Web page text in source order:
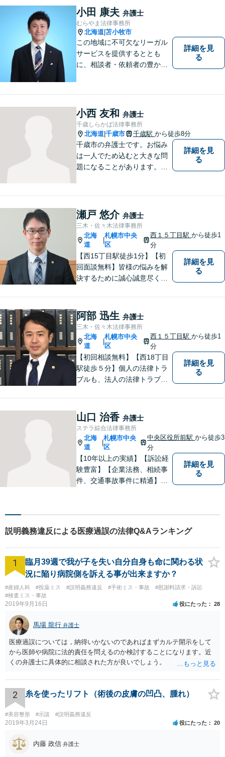
小田 康夫 弁護士
むらやま法律事務所
北海道 苫小牧市
この地域に不可欠なリーガル
サービスを提供するととも
に、相談者・依頼者の豊かな
士小田康夫）
詳細を見
る
小西 友和 弁護士
千歳しらかば法律事務所
北海道 千歳市 千歳駅 から徒歩8分
千歳市の弁護士です。お悩み
は一人でため込むと大きな問
題になることがあります。ぜ
詳細を見
る
瀬戸 悠介 弁護士
三木・佐々木法律事務所
北海
道
|
札幌市中央
区
西１５丁目駅から徒歩1
分
【西15丁目駅徒歩1分】【初
回面談無料】皆様の悩みを解
決するために誠心誠意尽くし
の方の心情に共感しながら、
客観的視点も忘れません。
【当日／夜間／休日対応可】
事件の見通しと費用の見込額
を正確に説明します。お気軽
にご相談下さい。
詳細を見
る
阿部 迅生 弁護士
三木・佐々木法律事務所
北海
道
|
札幌市中央
区
西１５丁目駅から徒歩1
分
【初回相談無料】【西18丁目
駅徒歩５分】個人の法律トラ
ブルも、法人の法律トラブル
【公認会計士／司法書士など
各士業と連携】【医師、建築
士など各専門家と連携】さま
ざまなネットワークを駆使し
て、有利な解決を目指しま
す。
詳細を見
る
山口 治香 弁護士
ステラ綜合法律事務所
北海
道
札幌市中央
区
中央区役所前駅から徒歩3
分
【10年以上の実績】【訴訟経
験豊富】【企業法務、相続事
件、交通事故事件に精通】徹
ンで、クライアントに寄り添
ます。【講演セミナー多数】
【西11丁目駅5分】【初回面
談無料】
詳細を見
る
説明義務違反による医療過誤の法律Q&Aランキング
1
臨月39週で我が子を失い自分自身も命に関わる状
況に陥り病院側を訴える事が出来ますか？
#産婦人科 #投薬ミス #説明義務違反 #手術ミス・事故
#慰謝料請求・訴訟
#検査ミス・事故
2019年9月16日 役にたった 28
馬場 龍行 弁護士
医療過誤については，納得いかないのであればまずカルテ開示をして
から医師や病院に法的責任を問えるのか検討することになります。近
くの弁護士に具体的に相談された方が良いでしょう。
2 糸を使ったリフト（術後の皮膚の凹凸、腫れ）
#美容整形 #示談 #説明義務違反
2019年3月24日 役にたった 20
内藤 政信 弁護士